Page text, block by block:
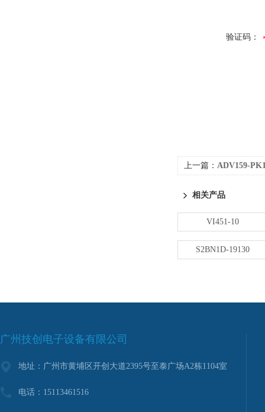
验证码：
上一篇： ADV159-
相关产品
VI451-10
S2BN1D-19130
广州技创电子设备有限公司
地址：广州市黄埔区开创大道2395号至泰广场A2栋1104室
电话：15113461516